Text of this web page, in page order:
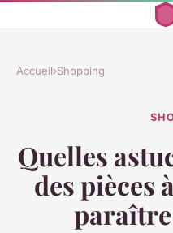
Accueil›Shopping
Quelles
des pièces
paraître